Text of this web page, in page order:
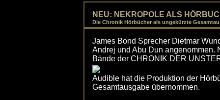
NEU: NEKROPOLE ALS
Die Chronik Hörbücher als ungekürzte
James Bond Sprecher Dietmar
Andrej und Abu Dun angenommen.
Bände der CHRONIK DER
Audible hat die Produktion der
Gesamtausgabe übernommen.